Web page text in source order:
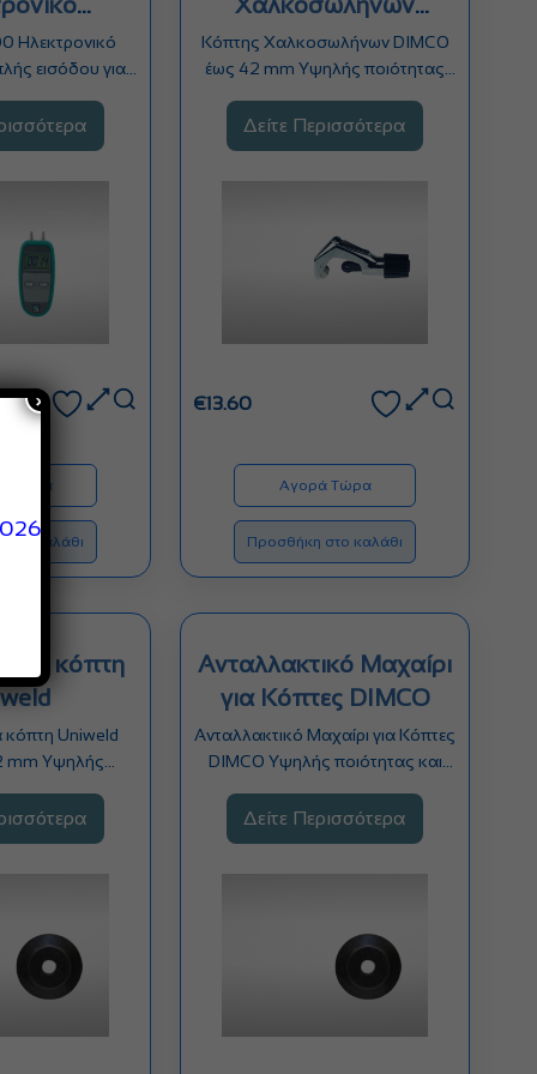
Ηλεκτρονικό
εισόδου για
Τώρα
στο καλάθι
DIMCO έως 42 mm
Κόπτης Χαλκοσωλήνων DIMCO
έως 42 mm Υψηλής ποιότητας
Δείτε Περισσότερα
€13.60
Αγορά Τώρα
Προσθήκη στο καλάθι
για κόπτη
κόπτη Uniweld
mm Υψηλής
Ανταλλακτικό Μαχαίρι
για Κόπτες DIMCO
Ανταλλακτικό Μαχαίρι για Κόπτες
DIMCO Υψηλής ποιότητας και
Δείτε Περισσότερα
×